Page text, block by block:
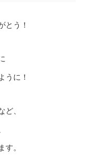
とう！
うに！
ど、
す。